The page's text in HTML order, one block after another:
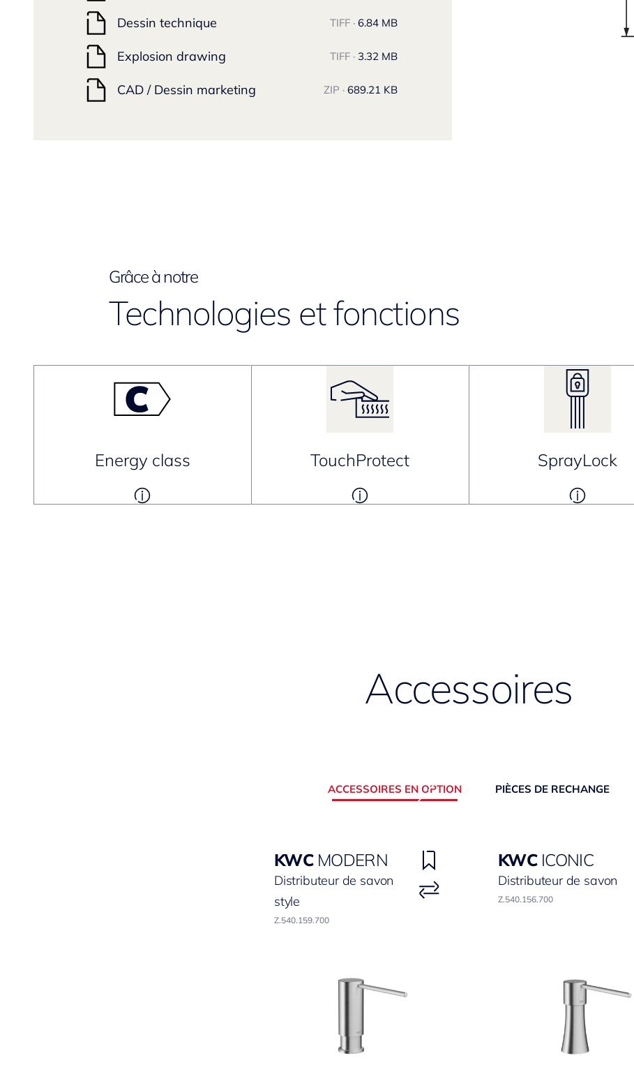
Dessin technique TIFF · 6.84 MB
Explosion drawing TIFF · 3.32 MB
CAD / Dessin marketing ZIP · 689.21 KB
Grâce à notre
Technologies et fonctions
Energy class TouchProtect SprayLock
Accessoires
ACCESSOIRES EN OPTION PIÈCES DE RECHANGE
KWC MODERN
Distributeur de savon
style
Z.540.159.700
KWC ICONIC
Distributeur de savon
Z.540.156.700